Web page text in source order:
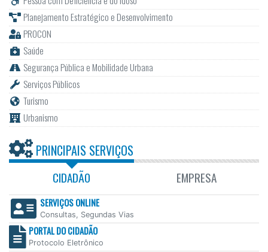
Planejamento Estratégico e Desenvolvimento
PROCON
Saúde
Segurança Pública e Mobilidade Urbana
Serviços Públicos
Turismo
Urbanismo
PRINCIPAIS SERVIÇOS
CIDADÃO EMPRESA
SERVIÇOS ONLINE
Consultas, Segundas Vias
PORTAL DO CIDADÃO
Protocolo Eletrônico